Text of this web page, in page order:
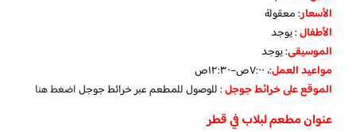
الأسعار:معقولة
الأطفال:يوجد
الموسيقى:يوجد
مواعيد العمل:، ٧:٠٠ص–١٢:٣٠ص
الموقع على خرائط جوجل: للوصول للمطعم عبر خرائط جوجلاضغط هنا
عنوان مطعم لبلاب في قطر